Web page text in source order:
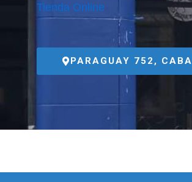
Tienda Online
PARAGUAY 752, CABA